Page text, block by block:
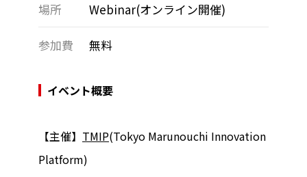
場所 Webinar(オンライン開催)
参加費 無料
イベント概要
【主催】 TMIP(Tokyo Marunouchi Innovation
Platform)